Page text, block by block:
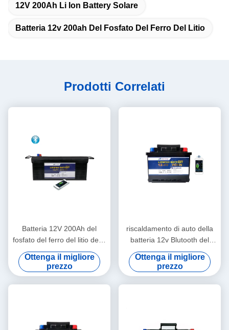
12V 200Ah Li Ion Battery Solare
Batteria 12v 200ah Del Fosfato Del Ferro Del Litio
Prodotti Correlati
Batteria 12V 200Ah del
fosfato del ferro del litio della
stazione di comunicazione
EV rv
Ottenga il migliore
prezzo
riscaldamento di auto della
batteria 12v Blutooth del
fosfato del ferro del litio
80Ah per il motorino elettrico
Ottenga il migliore
prezzo